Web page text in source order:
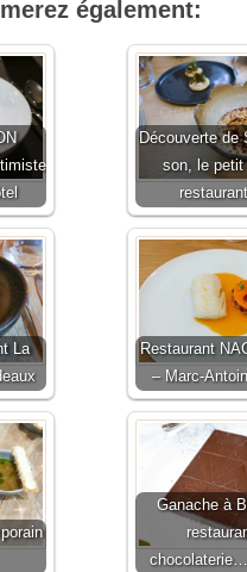
également:
Découverte de
son, le petit
La
Restaurant
– Marc-
Ganache à